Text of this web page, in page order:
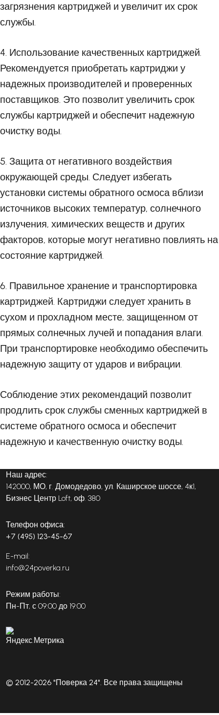
загрязнения картриджей и увеличит их срок
службы.
4. Использование качественных картриджей.
Рекомендуется приобретать картриджи у
надежных производителей и проверенных
поставщиков. Это позволит увеличить срок
службы картриджей и обеспечит надежную
очистку воды.
5. Защита от негативного воздействия
окружающей среды. Следует избегать
установки системы обратного осмоса вблизи
источников высоких температур, солнечного
излучения, химических веществ и других
факторов, которые могут негативно повлиять на
состояние картриджей.
6. Правильное хранение и транспортировка
картриджей. Картриджи следует хранить в
сухом и прохладном месте, защищенном от
прямых солнечных лучей и попадания влаги.
При транспортировке необходимо обеспечить
надежную защиту от ударов и вибрации.
Соблюдение этих рекомендаций позволит
продлить срок службы сменных картриджей в
системе обратного осмоса и обеспечит
надежную и качественную очистку воды.
Наш адрес:
142000, МО, г. Домодедово, ул. Каширское шоссе, 4к1,
Бизнес Центр Loft, оф. 380
Телефон офиса:
+7 (495) 123-45-67
E-mail:
info@24poverka.ru
Режим работы:
Пн-Пт, с 09:00 до 19:00
© 2012-2026 "Поверка 24". Все права защищены